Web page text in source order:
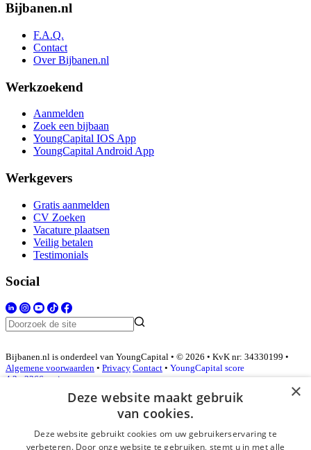
Bijbanen.nl
F.A.Q.
Contact
Over Bijbanen.nl
Werkzoekend
Aanmelden
Zoek een bijbaan
YoungCapital IOS App
YoungCapital Android App
Werkgevers
Gratis aanmelden
CV Zoeken
Vacature plaatsen
Veilig betalen
Testimonials
Social
Bijbanen.nl is onderdeel van YoungCapital • © 2026 • KvK nr: 34330199 •
Algemene voorwaarden • Privacy Contact • YoungCapital score
4.3 - 3366 reviews
Inloggen als bedrijf
×
Deze website maakt gebruik
van cookies.
Deze website gebruikt cookies om uw gebruikerservaring te
verbeteren. Door onze website te gebruiken, stemt u in met alle